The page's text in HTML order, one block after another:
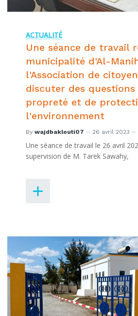
ACTUALITÉ
Une séance de travail
municipalité d'Al-
l'Association de
discuter des questions
propreté et de
l'environnement
By wajdbaklouti07 26 avril 2023
Une séance de travail le 26 avril
supervision de M. Tarek Sawahy,